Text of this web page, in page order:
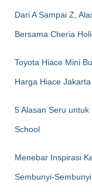
Dari A Sampai Z,
Bersama Cheria
Toyota Hiace Mini
Harga Hiace
5 Alasan Seru
School
Menebar Inspirasi
Sembunyi-Sembunyi